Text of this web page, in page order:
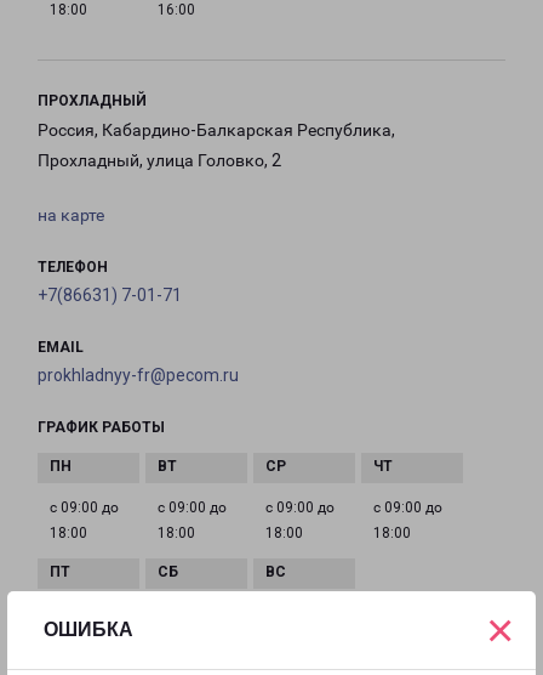
ОШИБКА ×
18:00
16:00
ПРОХЛАДНЫЙ
Россия, Кабардино-Балкарская Республика,
Прохладный, улица Головко, 2
на карте
ТЕЛЕФОН
+7(86631) 7-01-71
EMAIL
prokhladnyy-fr@pecom.ru
ГРАФИК РАБОТЫ
с 09:00 до
18:00
с 09:00 до
18:00
с 09:00 до
18:00
с 09:00 до
18:00
18:00